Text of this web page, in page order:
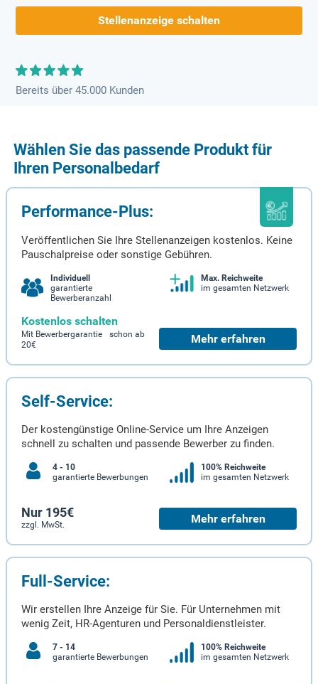
Stellenanzeige schalten
Bereits über 45.000 Kunden
Wählen Sie das passende Produkt für
Ihren Personalbedarf
Performance-Plus:
Veröffentlichen Sie Ihre Stellenanzeigen kostenlos. Keine
Pauschalpreise oder sonstige Gebühren.
Individuell
garantierte
Bewerberanzahl
Max. Reichweite
im gesamten Netzwerk
Kostenlos schalten
Mit Bewerbergarantie schon ab
20€
Mehr erfahren
Self-Service:
Der kostengünstige Online-Service um Ihre Anzeigen
schnell zu schalten und passende Bewerber zu finden.
4 - 10
garantierte Bewerbungen
100% Reichweite
im gesamten Netzwerk
Nur 195€
zzgl. MwSt. Mehr erfahren
Full-Service:
Wir erstellen Ihre Anzeige für Sie. Für Unternehmen mit
wenig Zeit, HR-Agenturen und Personaldienstleister.
7 - 14
garantierte Bewerbungen
100% Reichweite
im gesamten Netzwerk